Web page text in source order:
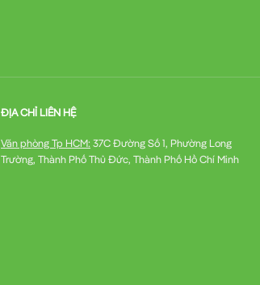
ĐỊA CHỈ LIÊN HỆ
Văn phòng Tp HCM:37C Đường Số 1, Phường Long
Trường, Thành Phố Thủ Đức, Thành Phố Hồ Chí Minh